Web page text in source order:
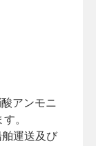
アンモニ
。
運送及び